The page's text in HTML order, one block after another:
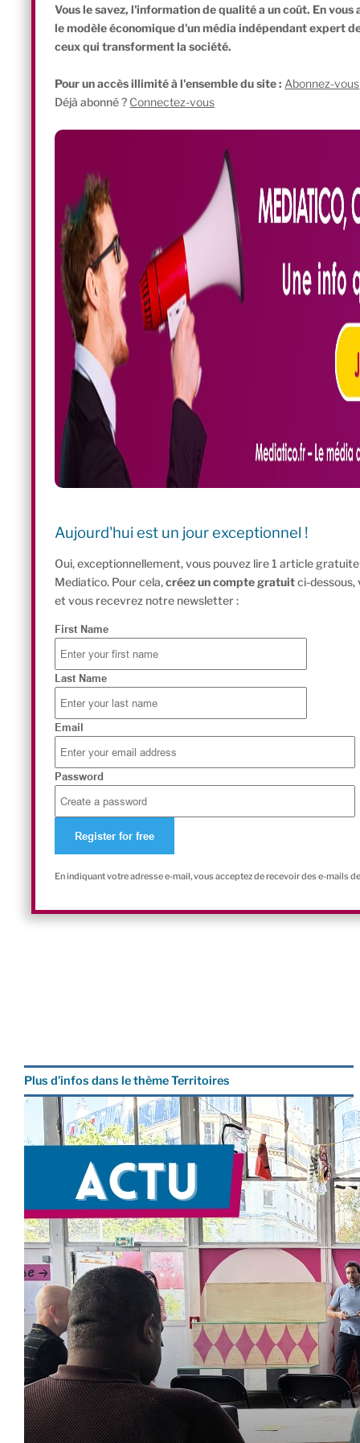
Vous le savez, l'information de qualité a un coût. En
le modèle économique d'un média indépendant expert
ceux qui transforment la société.
Pour un accès illimité à l'ensemble du site : Abonnez-vous
Déjà abonné ? Connectez-vous
Aujourd'hui est un jour exceptionnel !
Oui, exceptionnellement, vous pouvez lire 1 article
Mediatico. Pour cela,créez un compte gratuitci-dessous,
et vous recevrez notre newsletter :
First Name
Last Name
Email
Password
En indiquant votre adresse e-mail, vous acceptez de recevoir des e-mails
Plus d’infos dans le thème Territoires